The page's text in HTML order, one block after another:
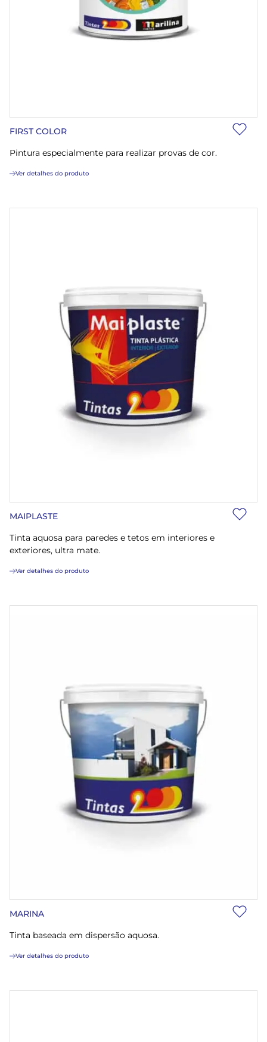
FIRST COLOR
Pintura especialmente para realizar provas de cor.
Ver detalhes do produto
MAIPLASTE
Tinta aquosa para paredes e tetos em interiores e
exteriores, ultra mate.
Ver detalhes do produto
MARINA
Tinta baseada em dispersão aquosa.
Ver detalhes do produto